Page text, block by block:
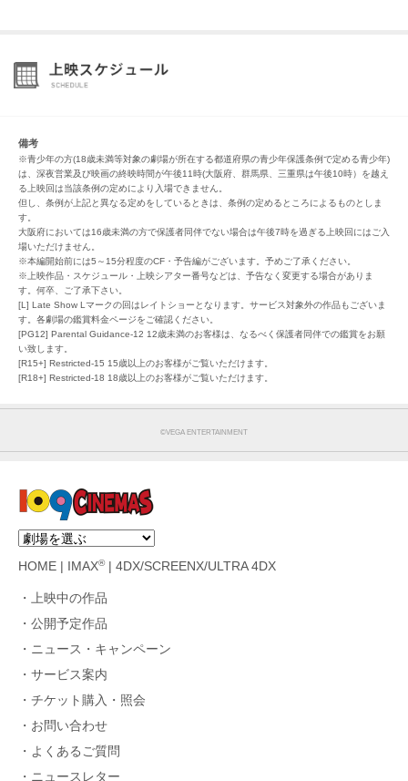
備考
※青少年の方(18歳未満等対象の劇場が所在する都道府県の青少年保護条例で定める青少年)
は、深夜営業及び映画の終映時間が午後11時(大阪府、群馬県、三重県は午後10時）を越え
る上映回は当該条例の定めにより入場できません。
但し、条例が上記と異なる定めをしているときは、条例の定めるところによるものとしま
す。
大阪府においては16歳未満の方で保護者同伴でない場合は午後7時を過ぎる上映回にはご入
場いただけません。
※本編開始前には5～15分程度のCF・予告編がございます。予めご了承ください。
※上映作品・スケジュール・上映シアター番号などは、予告なく変更する場合がありま
す。何卒、ご了承下さい。
[L] Late Show Lマークの回はレイトショーとなります。サービス対象外の作品もございま
す。各劇場の鑑賞料金ページをご確認ください。
[PG12] Parental Guidance-12 12歳未満のお客様は、なるべく保護者同伴での鑑賞をお願
い致します。
[R15+] Restricted-15 15歳以上のお客様がご覧いただけます。
[R18+] Restricted-18 18歳以上のお客様がご覧いただけます。
©VEGA ENTERTAINMENT
HOME IMAX®| 4DX/SCREENX/ULTRA 4DX
上映中の作品
公開予定作品
ニュース・キャンペーン
サービス案内
チケット購入・照会
お問い合わせ
よくあるご質問
ニュースレター